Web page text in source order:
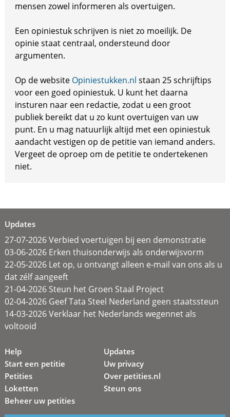
mensen zowel informeren als overtuigen.
Een opiniestuk schrijven is niet zo moeilijk. De
opinie staat centraal, ondersteund door
argumenten.
Op de website Opiniestukken.nl staan 25 schrijftips
voor een goed opiniestuk. U kunt het daarna
insturen naar een redactie, zodat u een groot
publiek bereikt dat u zo kunt overtuigen van uw
punt. En u mag natuurlijk altijd met een opiniestuk
aandacht vestigen op de petitie van iemand anders.
Vergeet de oproep om de petitie te ondertekenen
niet.
Updates
27-07-2026 Verbied voertuigen bij een demonstratie
03-06-2026 Erken thuisonderwijs als onderwijsvorm
22-05-2026 Let op, u ontvangt alleen e-mail van ons als u
dat zélf aangeeft
21-04-2026 Steun het Groen Staal Project
02-04-2026 Geef Tata Steel Nederland geen staatssteun
14-03-2026 Verklaar het Nederlands wegennet als
voltooid
Help
Start een petitie
Petities
Loketten
Beheer uw petities
Updates
Uw privacy
Over petities.nl
Steun ons